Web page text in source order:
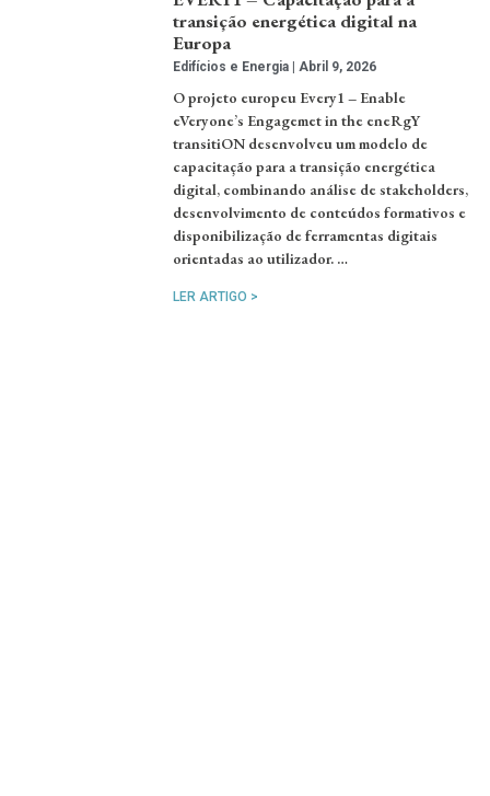
transição energética digital na
Europa
Edifícios e Energia Abril 9, 2026
O projeto europeu Every1 – Enable
eVeryone’s Engagemet in the eneRgY
transitiON desenvolveu um modelo de
capacitação para a transição energética
digital, combinando análise de stakeholders,
desenvolvimento de conteúdos formativos e
disponibilização de ferramentas digitais
orientadas ao utilizador. …
LER ARTIGO >